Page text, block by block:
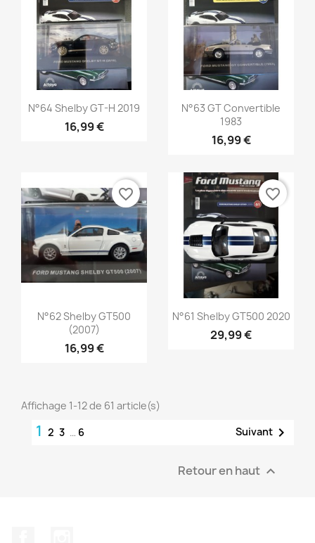
 Aperçu rapide
N°64 Shelby GT-H 2019
16,99 €
Aperçu rapide
N°63 GT Convertible
1983
16,99 €
Aperçu rapide
N°62 Shelby GT500
(2007)
16,99 €
favorite_border
Aperçu rapide
N°61 Shelby GT500 2020
29,99 €
favorite_border
Affichage 1-12 de 61 article(s)
1 2 3 … 6 Suivant 
Retour en haut 